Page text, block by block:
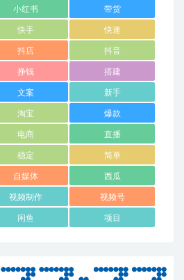
小红书 带货
快手 快速
抖店 抖音
挣钱 搭建
文案 新手
淘宝 爆款
电商 直播
稳定 简单
自媒体 西瓜
视频制作 视频号
闲鱼 项目